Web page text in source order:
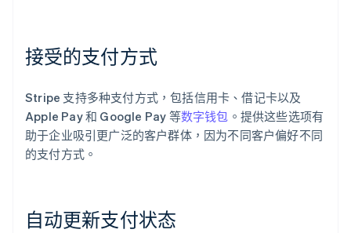
接受的支付方式
Stripe 支持多种支付方式，包括信用卡、借记卡以及
Apple Pay 和 Google Pay 等数字钱包 。提供这些选项有
助于企业吸引更广泛的客户群体，因为不同客户偏好不同
的支付方式。
自动更新支付状态